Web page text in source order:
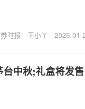
时报 王小丫 2026-01-
台中秋;礼盒将发